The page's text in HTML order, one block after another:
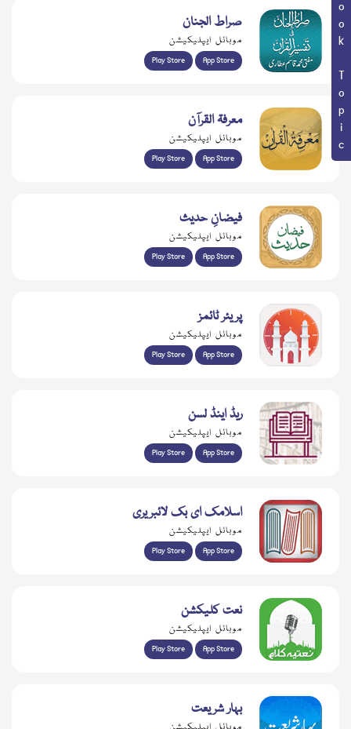
Book Topic صراط الجنان
موبائل ایپلیکیشن
Play Store App Store
معرفۃ القرآن
موبائل ایپلیکیشن
Play Store App Store
فیضانِ حدیث
موبائل ایپلیکیشن
Play Store App Store
پریئر ٹائمز
موبائل ایپلیکیشن
Play Store App Store
ریڈ اینڈ لسن
موبائل ایپلیکیشن
Play Store App Store
اسلامک ای بک لائبریری
موبائل ایپلیکیشن
Play Store App Store
نعت کلیکشن
موبائل ایپلیکیشن
Play Store App Store
بہار شریعت